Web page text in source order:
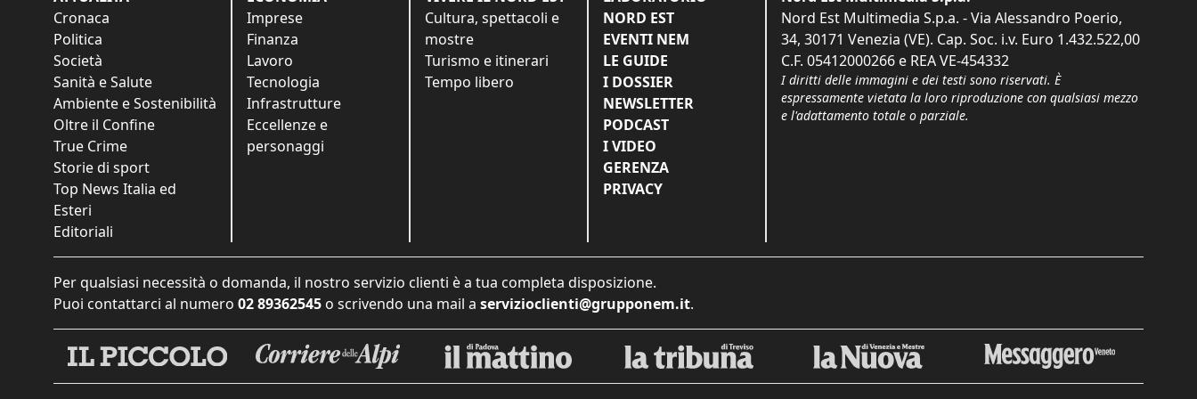
Cronaca
Politica
Società
Sanità e Salute
Ambiente e Sostenibilità
Oltre il Confine
True Crime
Storie di sport
Top News Italia ed
Esteri
Editoriali
Imprese
Finanza
Lavoro
Tecnologia
Infrastrutture
Eccellenze e
personaggi
Cultura, spettacoli e
mostre
Turismo e itinerari
Tempo libero
NORD EST
EVENTI NEM
LE GUIDE
I DOSSIER
NEWSLETTER
PODCAST
I VIDEO
GERENZA
PRIVACY
Nord Est Multimedia S.p.a. - Via Alessandro Poerio,
34, 30171 Venezia (VE). Cap. Soc. i.v. Euro 1.432.522,00
C.F. 05412000266 e REA VE-454332
I diritti delle immagini e dei testi sono riservati. È
espressamente vietata la loro riproduzione con qualsiasi mezzo
e l'adattamento totale o parziale.
Per qualsiasi necessità o domanda, il nostro servizio clienti è a tua completa disposizione.
Puoi contattarci al numero 02 89362545 o scrivendo una mail a servizioclienti@grupponem.it.